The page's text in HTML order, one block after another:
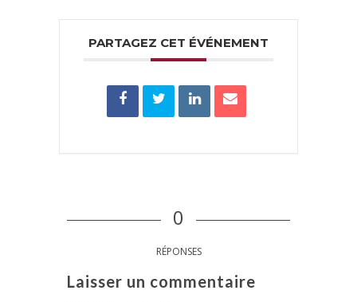
PARTAGEZ CET ÉVÉNEMENT
0
RÉPONSES
Laisser un commentaire